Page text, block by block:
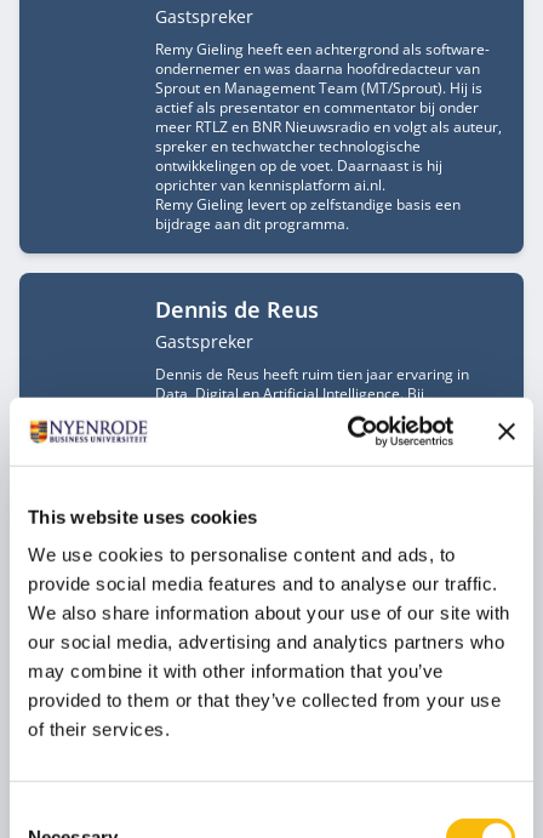
This website uses cookies
We use cookies to personalise content and ads, to
provide social media features and to analyse our traffic.
We also share information about your use of our site with
our social media, advertising and analytics partners who
may combine it with other information that you’ve
provided to them or that they’ve collected from your use
of their services.
Functietitel
Gastspreker
Remy Gieling heeft een achtergrond als software-
ondernemer en was daarna hoofdredacteur van
Sprout en Management Team (MT/Sprout). Hij is
actief als presentator en commentator bij onder
meer RTLZ en BNR Nieuwsradio en volgt als auteur,
spreker en techwatcher technologische
ontwikkelingen op de voet. Daarnaast is hij
oprichter van kennisplatform ai.nl.
Remy Gieling levert op zelfstandige basis een
bijdrage aan dit programma.
Dennis de Reus
Functietitel
Gastspreker
Dennis de Reus heeft ruim tien jaar ervaring in
Data, Digital en Artificial Intelligence. Bij
McKinsey&Company leidde hij digitale
transformaties binnen een variëteit aan sectoren
zoals telecom, infrastructuur en softwareproviders.
Nu is hij Founder bij Stellar, AI for customer service
basis een bijdrage aan dit programma.
Dr. Stefan Buijsman
Functietitel
Gastspreker
Stefan Buijsman is actief binnen het vakgebied
filosofie van technologie en ethiek van artificial
intelligence. Hij promoveerde op jonge leeftijd in de
onderzoeker. Hij schreef
en AI en doet aan de TU Delft onderzoek naar AI-